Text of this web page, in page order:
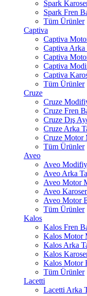
Spark
Spark Fren
Tüm Ürünler
Captiva
Captiva
Captiva Arka
Captiva
Captiva
Captiva
Tüm Ürünler
Cruze
Cruze
Cruze Fren
Cruze Dış
Cruze Arka
Cruze Motor
Tüm Ürünler
Aveo
Aveo
Aveo Arka
Aveo Motor
Aveo
Aveo Motor
Tüm Ürünler
Kalos
Kalos Fren
Kalos Motor
Kalos Arka
Kalos
Kalos Motor
Tüm Ürünler
Lacetti
Lacetti Arka